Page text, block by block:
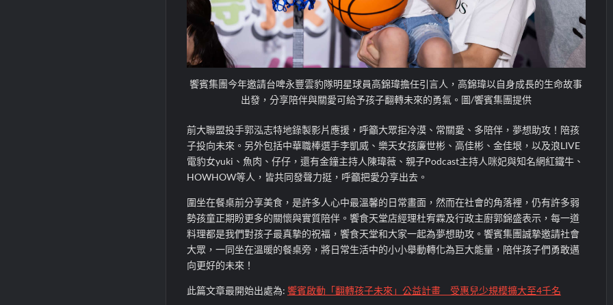
饗賓集團今年邀請台啤永豐雲豹隊明星球員高錦瑋擔任引言人，高錦瑋以自身成長的生命故事
出發，分享陪伴與關愛可給予孩子翻轉未來的勇氣。圖/饗賓集團提供
前大聯盟投手郭泓志特地錄製影片應援，呼籲大眾拒冷漠、常關愛、多陪伴，夢想助攻！陪孩
子投向未來。另外包括中華職棒選手李凱威、樂天女孩廉世彬、高佳彬、金佳垠，以及浪LIVE
電豹女yuki、魚肉、仔仔，還有金鐘主持人陳瑋薇、親子Podcast主持人咪妃與知名網紅鐵牛、
HOWHOW等人，皆共同發聲力挺，呼籲把愛分享出去。
圍坐在餐桌前分享美食，是許多人心中最溫馨的日常畫面，然而在社會的角落裡，仍有許多弱
勢孩童正期盼更多的關懷與實質陪伴。饗食天堂店經理杜宥霖及行政主廚郭錦盛表示，每一道
料理都是我們對孩子最真摯的祝福，饗食天堂和大家一起為夢想助攻。饗賓集團誠摯邀請社會
大眾，一同坐在溫暖的餐桌旁，將日常生活中的小小舉動轉化為巨大能量，陪伴孩子們勇敢邁
向更好的未來！
此篇文章最開始出處為: 饗賓啟動「翻轉孩子未來」公益計畫 受惠兒少規模擴大至4千名